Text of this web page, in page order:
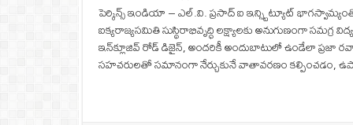
పెర్కిన్స్ ఇండియా – ఎల్.వి. ప్రసాద్ ఐ ఇన్స్టిట్యూట్
ఐక్యరాజ్యసమితి సుస్థిరాభివృద్ధి లక్ష్యాలకు అనుగుణంగా
ఇన్‌క్లూజివ్ రోడ్ డిజైన్, అందరికీ అందుబాటులో ఉండేలా ప్రజా రవాణా
సహచరులతో సమానంగా నేర్చుకునే వాతావరణం కల్పించడం,